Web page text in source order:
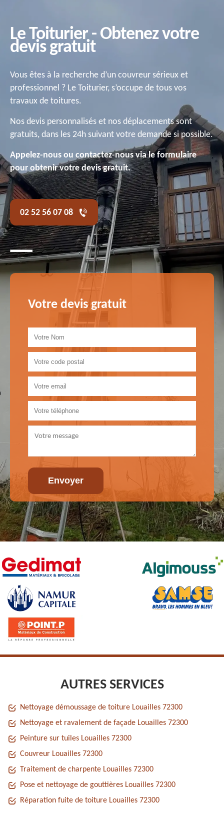
Le Toiturier - Obtenez votre
devis gratuit
Vous êtes à la recherche d’un couvreur sérieux et
professionnel ? Le Toiturier, s’occupe de tous vos
travaux de toitures.
Nos devis personnalisés et nos déplacements sont
gratuits, dans les 24h suivant votre demande si possible.
Appelez-nous ou contactez-nous via le formulaire
pour obtenir votre devis gratuit.
02 52 56 07 08
Votre devis gratuit
AUTRES SERVICES
Nettoyage démoussage de toiture Louailles 72300
Nettoyage et ravalement de façade Louailles 72300
Peinture sur tuiles Louailles 72300
Couvreur Louailles 72300
Traitement de charpente Louailles 72300
Pose et nettoyage de gouttières Louailles 72300
Réparation fuite de toiture Louailles 72300